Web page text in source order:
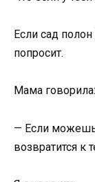
Если сад
попросит.
Мама говорила:
— Если можешь
возвратится к